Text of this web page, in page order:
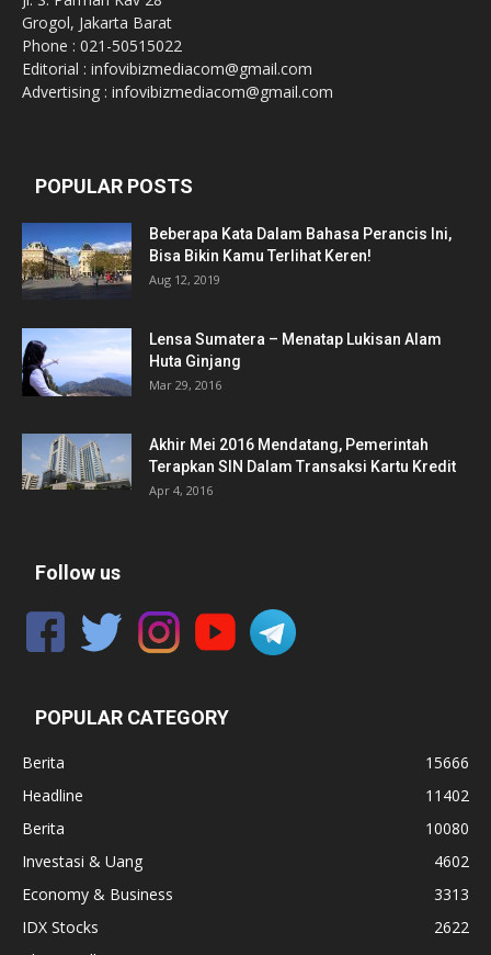
Grogol, Jakarta Barat
Phone : 021-50515022
Editorial : infovibizmediacom@gmail.com
Advertising : infovibizmediacom@gmail.com
POPULAR POSTS
Beberapa Kata Dalam Bahasa Perancis Ini,
Bisa Bikin Kamu Terlihat Keren!
Aug 12, 2019
Lensa Sumatera – Menatap Lukisan Alam
Huta Ginjang
Mar 29, 2016
Akhir Mei 2016 Mendatang, Pemerintah
Terapkan SIN Dalam Transaksi Kartu Kredit
Apr 4, 2016
Follow us
POPULAR CATEGORY
Berita
15666
Headline
11402
Berita
10080
Investasi & Uang
4602
Economy & Business
3313
IDX Stocks
2622